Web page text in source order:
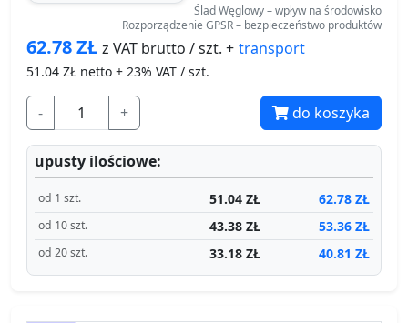
Ślad Węglowy – wpływ na środowisko
Rozporządzenie GPSR – bezpieczeństwo produktów
62.78ZŁ z VAT brutto / szt. + transport
51.04 ZŁ netto + 23% VAT / szt.
- + do koszyka
upusty ilościowe:
od 1 szt. 51.04 ZŁ 62.78 ZŁ
od 10 szt. 43.38 ZŁ 53.36 ZŁ
od 20 szt. 33.18 ZŁ 40.81 ZŁ